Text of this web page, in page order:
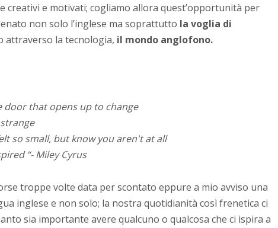
creativi e motivati; cogliamo allora quest’opportunità per
non solo l’inglese ma soprattutto la voglia di
attraverso la tecnologia, il mondo anglofono.
door that opens up to change
so small, but know you aren't at all
“- Miley Cyrus
troppe volte data per scontato eppure a mio avviso una
inglese e non solo; la nostra quotidianità così frenetica ci
sia importante avere qualcuno o qualcosa che ci ispira a